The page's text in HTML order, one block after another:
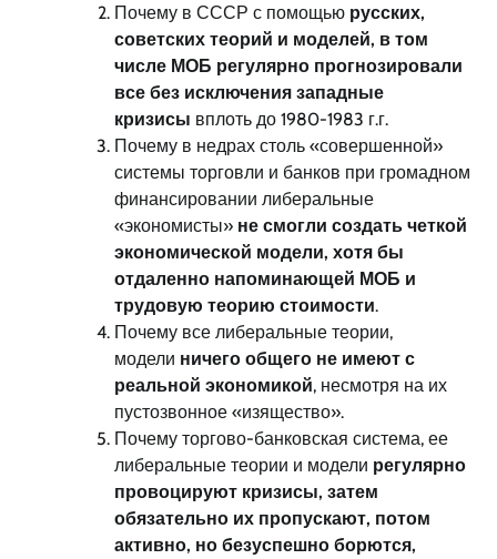
Почему в СССР с помощью русских,
советских теорий и моделей, в том
числе МОБ регулярно прогнозировали
все без исключения западные
кризисы вплоть до 1980-1983 г.г.
Почему в недрах столь «совершенной»
системы торговли и банков при громадном
финансировании либеральные
«экономисты» не смогли создать четкой
экономической модели, хотя бы
отдаленно напоминающей МОБ и
трудовую теорию стоимости.
Почему все либеральные теории,
модели ничего общего не имеют с
реальной экономикой, несмотря на их
пустозвонное «изящество».
Почему торгово-банковская система, ее
либеральные теории и модели регулярно
провоцируют кризисы, затем
обязательно их пропускают, потом
активно, но безуспешно борются,